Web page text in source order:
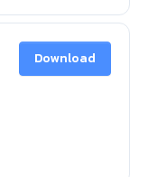
Download